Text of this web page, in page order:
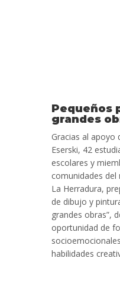
Pequeños
grandes
Gracias al apoyo
Eserski, 42
escolares y
comunidades del
La Herradura,
de dibujo y
grandes obras”,
oportunidad de
habilidades